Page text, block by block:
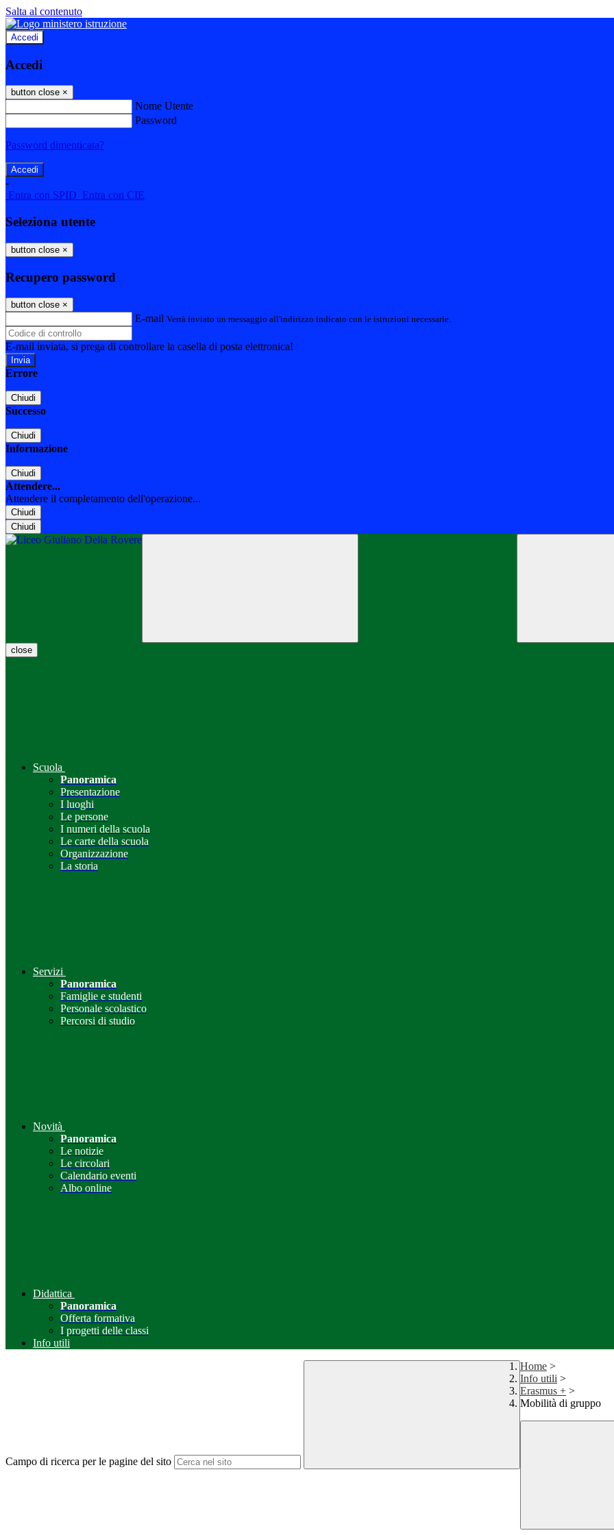
Salta al contenuto
Accedi
Accedi
button close ×
Nome Utente
Password
Password dimenticata?
-
Entra con SPID Entra con CIE
Seleziona utente
button close ×
Recupero password
button close ×
E-mail Verrà inviato un messaggio all'indirizzo indicato con le istruzioni necessarie.
E-mail inviata, si prega di controllare la casella di posta elettronica!
Errore
Chiudi
Successo
Chiudi
Informazione
Chiudi
Attendere...
Attendere il completamento dell'operazione...
Chiudi
Chiudi
close
Scuola
Panoramica
Presentazione
I luoghi
Le persone
I numeri della scuola
Le carte della scuola
Organizzazione
La storia
Servizi
Panoramica
Famiglie e studenti
Personale scolastico
Percorsi di studio
Novità
Panoramica
Le notizie
Le circolari
Calendario eventi
Albo online
Didattica
Panoramica
Offerta formativa
I progetti delle classi
Info utili
Campo di ricerca per le pagine del sito
Home >
Info utili >
Erasmus + >
Mobilità di gruppo